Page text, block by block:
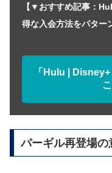
【▼おすすめ記事：
得な入会方法をパター
「Hulu |
パーギル再登場の